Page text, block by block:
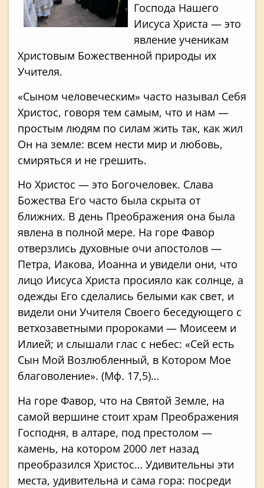
Господа Нашего
Иисуса Хрис­та — это
явление ученикам
Христовым Божественной природы их
Учителя.
«Сыном челове­ческим» часто называл Себя
Христос, говоря тем самым, что и нам —
простым людям по силам жить так, как жил
Он на земле: всем нести мир и любовь,
смиряться и не грешить.
Но Христос — это Богочеловек. Слава
Божества Его часто была скрыта от
ближних. В день Преображения она была
явлена в полной мере. На горе Фавор
отверзлись духовные очи апостолов —
Петра, Иакова, Иоанна и увидели они, что
лицо Иисуса Христа просияло как солнце, а
одежды Его сделались белыми как свет, и
видели они Учителя Своего беседующего с
ветхозаветными пророками — Моисеем и
Илией; и слышали глас с небес: «Сей есть
Сын Мой Возлюбленный, в Котором Мое
благоволение». (Мф. 17,5)…
На горе Фавор, что на Святой Земле, на
самой вершине стоит храм Преображения
Гос­подня, в алтаре, под престолом —
камень, на котором 2000 лет назад
преобразился Хрис­тос… Удивительны эти
места, удивительна и сама гора: посреди